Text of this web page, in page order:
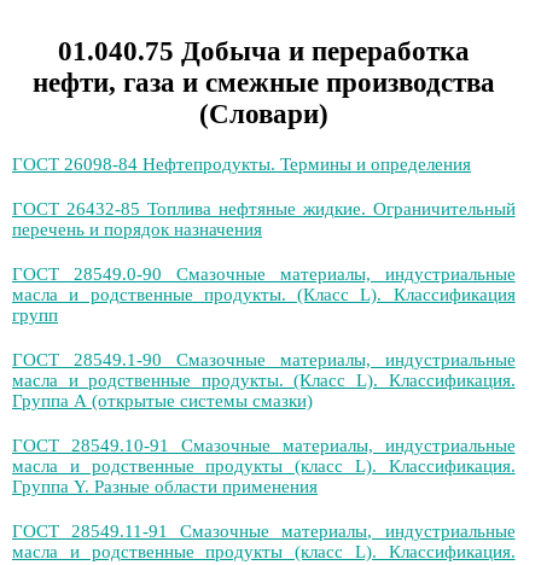
01.040.75 Добыча и переработка
нефти, газа и смежные производства
(Словари)
ГОСТ 26098-84 Нефтепродукты. Термины и определения
ГОСТ 26432-85 Топлива нефтяные жидкие. Ограничительный
перечень и порядок назначения
ГОСТ 28549.0-90 Смазочные материалы, индустриальные
масла и родственные продукты. (Класс L). Классификация
групп
ГОСТ 28549.1-90 Смазочные материалы, индустриальные
масла и родственные продукты. (Класс L). Классификация.
Группа А (открытые системы смазки)
ГОСТ 28549.10-91 Смазочные материалы, индустриальные
масла и родственные продукты (класс L). Классификация.
Группа Y. Разные области применения
ГОСТ 28549.11-91 Смазочные материалы, индустриальные
масла и родственные продукты (класс L). Классификация.